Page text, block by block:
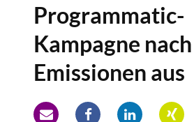
Programmatic-
Kampagne
Emissionen aus